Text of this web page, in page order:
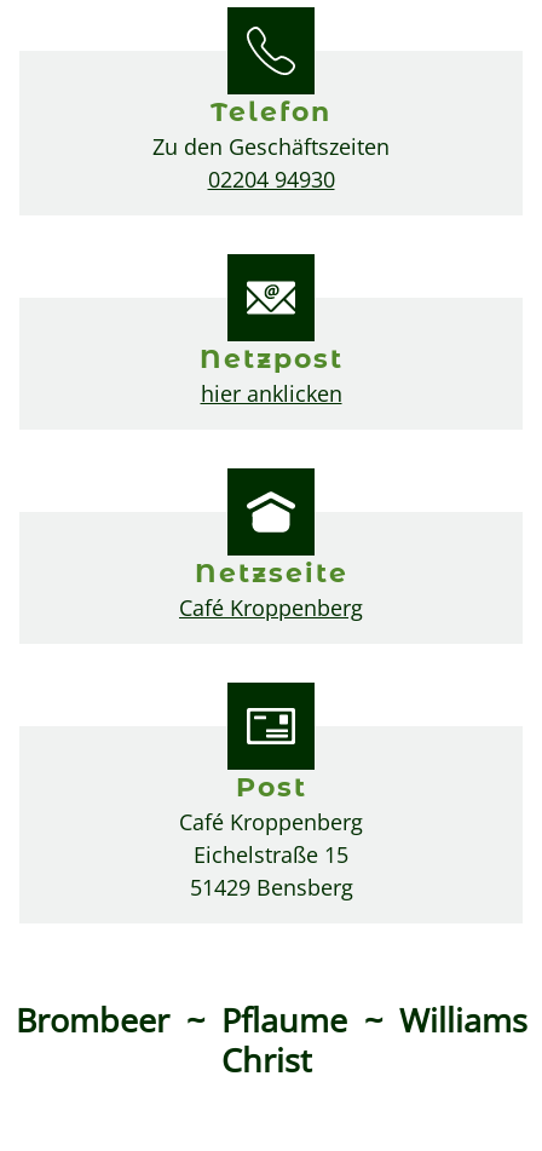
Telefon
Zu den Geschäftszeiten
02204 94930
Netzpost
hier anklicken
Netzseite
Café Kroppenberg
Post
Café Kroppenberg
Eichelstraße 15
51429 Bensberg
Brombeer ~ Pflaume ~ Williams
Christ